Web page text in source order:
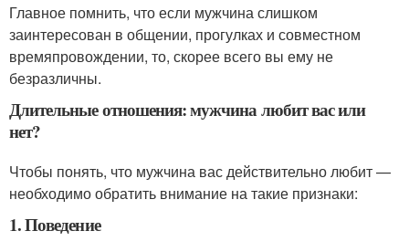
Главное помнить, что если мужчина слишком
заинтересован в общении, прогулках и совместном
времяпровождении, то, скорее всего вы ему не
безразличны.
Длительные отношения: мужчина любит вас или
нет?
Чтобы понять, что мужчина вас действительно любит —
необходимо обратить внимание на такие признаки:
1. Поведение